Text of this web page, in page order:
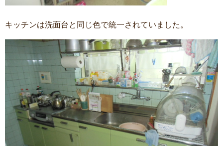
キッチンは洗面台と同じ色で統一されていました。